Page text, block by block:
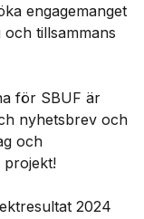
engagemanget
tillsammans
för SBUF är
nyhetsbrev och
och
projekt!
2024